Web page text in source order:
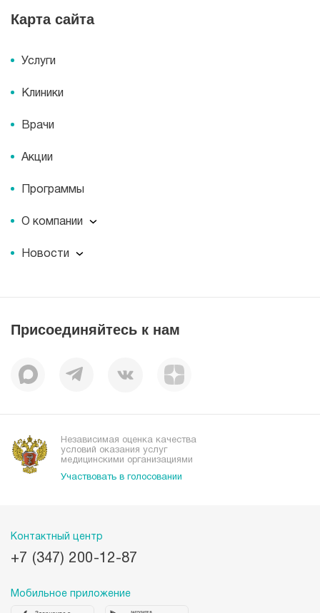
Карта сайта
Услуги
Клиники
Врачи
Акции
Программы
О компании
О компании
Пациентам
Миссия
Корпоративная социальная ответственность
Наши преимущества
Новости
Пресс-центр
Присоединяйтесь к нам
Независимая оценка качества
условий оказания услуг
медицинскими организациями
Участвовать в голосовании
Контактный центр
+7 (347) 200-12-87
Мобильное приложение